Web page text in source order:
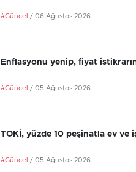
#Güncel / 06 Ağustos 2026
Enflasyonu yenip, fiyat
#Güncel / 05 Ağustos 2026
TOKİ, yüzde 10 peşinatla ev ve
#Güncel / 05 Ağustos 2026